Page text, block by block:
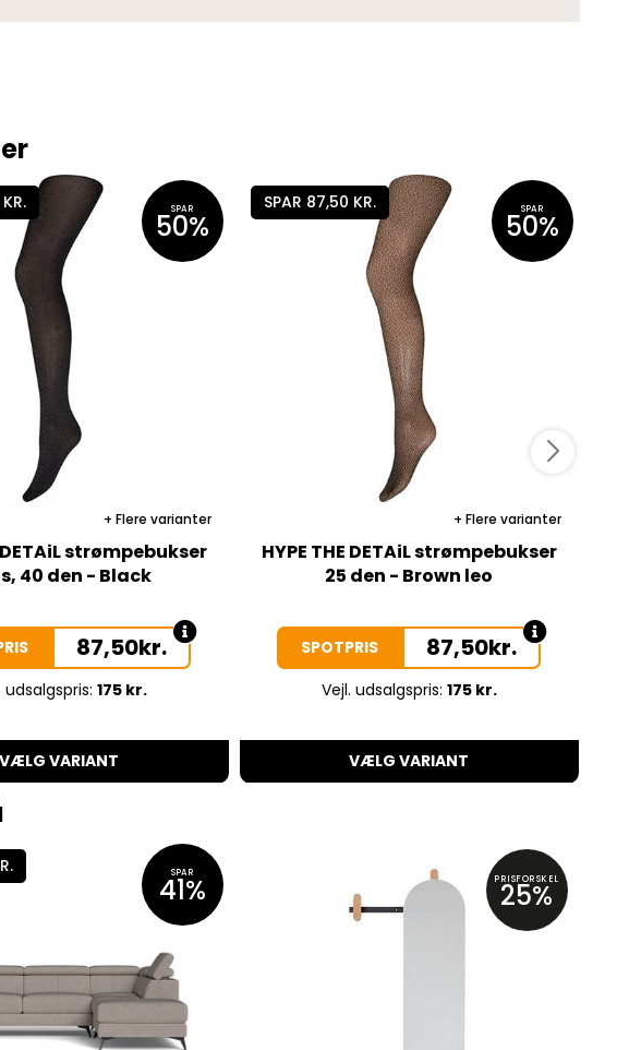
SPAR
50%
Flere varianter
DETAiL strømpebukser
40 den - Black
87,50kr.
udsalgspris: 175 kr.
VÆLG VARIANT
SPAR 87,50 KR. SPAR
50%
Flere varianter
HYPE THE DETAiL strømpebukser
25 den - Brown leo
SPOTPRIS 87,50kr.
Vejl. udsalgspris: 175 kr.
VÆLG VARIANT
SPAR
41% PRISFORSKEL
25%